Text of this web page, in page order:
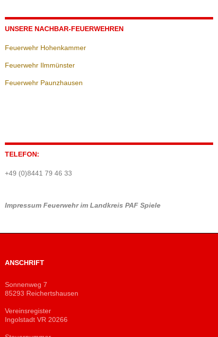
UNSERE NACHBAR-FEUERWEHREN
Feuerwehr Hohenkammer
Feuerwehr Ilmmünster
Feuerwehr Paunzhausen
TELEFON:
+49 (0)8441 79 46 33
Impressum Feuerwehr im Landkreis PAF Spiele
ANSCHRIFT
Sonnenweg 7
85293 Reichertshausen
Vereinsregister
Ingolstadt VR 20266